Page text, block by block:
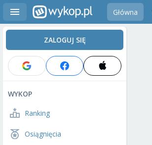
Główna
ZALOGUJ SIĘ
WYKOP
Ranking
Osiągnięcia